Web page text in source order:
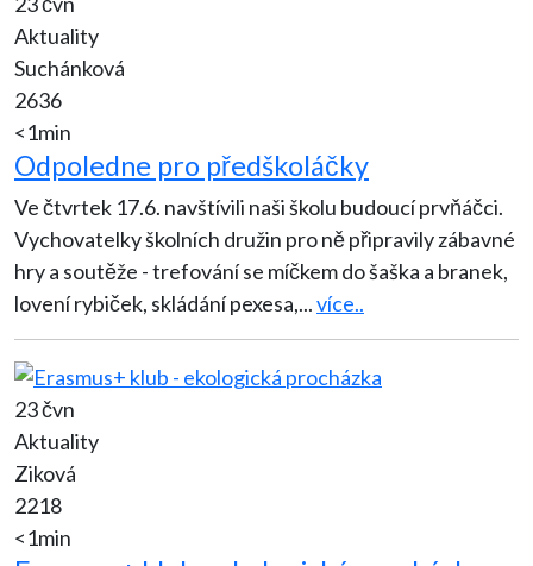
Aktuality
Suchánková
2636
<1min
Odpoledne pro předškoláčky
Ve čtvrtek 17.6. navštívili naši školu budoucí prvňáčci.
Vychovatelky školních družin pro ně připravily zábavné
hry a soutěže - trefování se míčkem do šaška a branek,
lovení rybiček, skládání pexesa,...více..
23 čvn
Aktuality
Ziková
2218
<1min